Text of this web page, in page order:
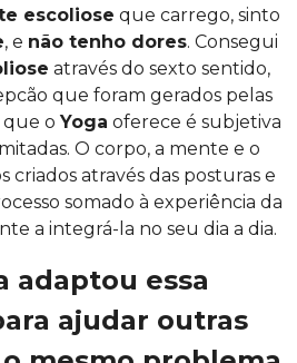
escoliose que carrego, sinto
, e não tenho dores. Consegui
através do sexto sentido,
que foram gerados pelas
que o Yoga oferece é subjetiva
O corpo, a mente e o
criados através das posturas e
somado à experiência da
a integrá-la no seu dia a dia.
adaptou essa
ajudar outras